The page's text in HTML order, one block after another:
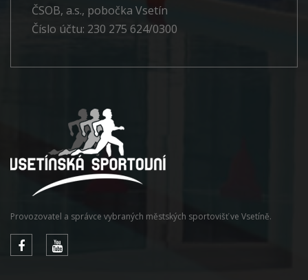
ČSOB, a.s., pobočka Vsetín
Číslo účtu: 230 275 624/0300
Provozovatel a správce vybraných městských sportovišť ve Vsetíně.